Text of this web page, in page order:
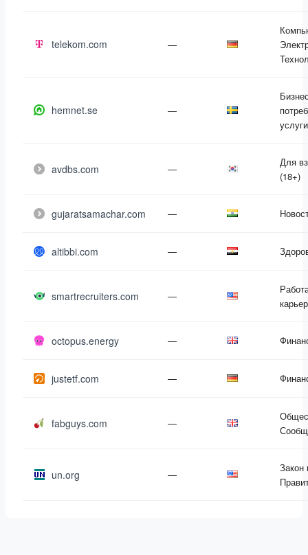
telekom.com —
hemnet.se —
услуги
avdbs.com —
Для
(18+)
gujaratsamachar.com —
altibbi.com —
smartrecruiters.com —
octopus.energy —
justetf.com —
fabguys.com —
un.org —
Закон